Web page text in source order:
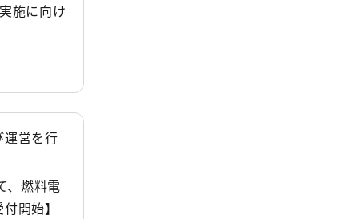
施に向け
営を行
、燃料電
開始】